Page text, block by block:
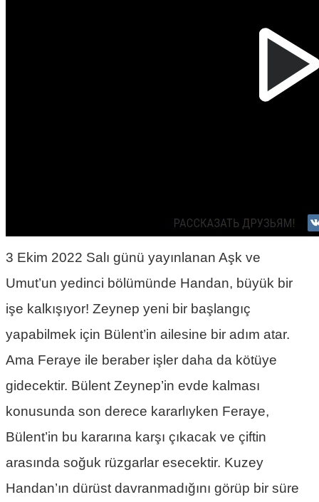
3 Ekim 2022 Salı günü yayınlanan Aşk ve
Umut’un yedinci bölümünde Handan, büyük bir
işe kalkışıyor! Zeynep yeni bir başlangıç
yapabilmek için Bülent’in ailesine bir adım atar.
Ama Feraye ile beraber işler daha da kötüye
gidecektir. Bülent Zeynep’in evde kalması
konusunda son derece kararlıyken Feraye,
Bülent’in bu kararına karşı çıkacak ve çiftin
arasında soğuk rüzgarlar esecektir. Kuzey
Handan’ın dürüst davranmadığını görüp bir süre